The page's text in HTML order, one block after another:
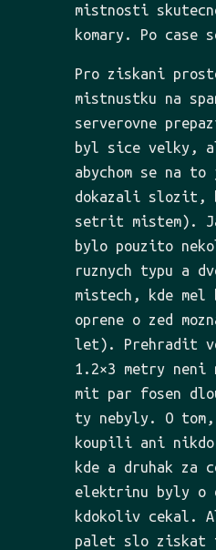
mistnosti
komary. Po
Pro ziskani
mistnustku na
serverovne
byl sice velky,
abychom se na
dokazali slozit,
setrit mistem).
bylo pouzito
ruznych typu a
mistech, kde
oprene o zed
let). Prehradit
1.2×3 metry
mit par fosen
ty nebyly. O tom,
koupili ani nikdo
kde a druhak za
elektrinu byly o
kdokoliv cekal.
palet slo ziskat